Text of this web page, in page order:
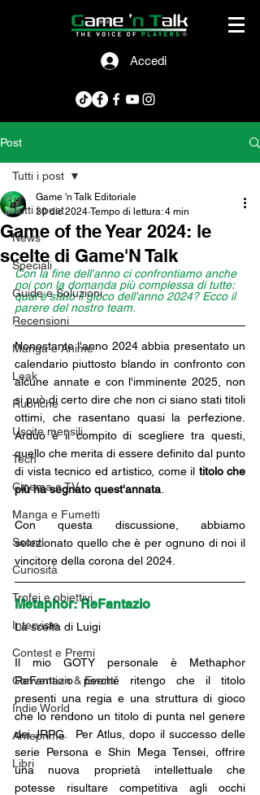
Accedi
Post
Tutti i post
News
Speciali
Guide e Soluzioni
Recensioni
Manga e Anime
Leak
Rubriche
Uscite mensili
Tech
Cinema e TV
Manga e Fumetti
Sconti
Curiosità
Trofei e obiettivi
Interviste
Contest e Premi
Convention & Eventi
Indie World
Anteprime
Libri
Tutti i post
Game of the Year 2024: le
scelte di Game'N Talk
Game 'n Talk Editoriale
30 dic 2024 Tempo di lettura: 4 min
Con la fine dell'anno ci confrontiamo anche
noi con la domanda più complessa di tutte:
qual è stato il gioco dell'anno 2024? Ecco il
parere del nostro team.
Nonostante l'anno 2024 abbia presentato un
calendario piuttosto blando in confronto con
alcune annate e con l'imminente 2025, non
si può di certo dire che non ci siano stati titoli
ottimi, che rasentano quasi la perfezione.
Arduo è il compito di scegliere tra questi,
quello che merita di essere definito dal punto
di vista tecnico ed artistico, come il titolo che
più ha segnato quest'annata
Con questa discussione, abbiamo
selezionato quello che è per ognuno di noi il
vincitore della corona del 2024.
Metaphor: ReFantazio
La scelta di Luigi
Il mio GOTY personale è Methaphor
ReFantazio perché ritengo che il titolo
presenti una regia e una struttura di gioco
che lo rendono un titolo di punta nel genere
dei JRPG.  Per Atlus, dopo il successo delle
serie Persona e Shin Mega Tensei, offrire
una nuova proprietà intellettuale che
potesse risultare competitiva agli occhi